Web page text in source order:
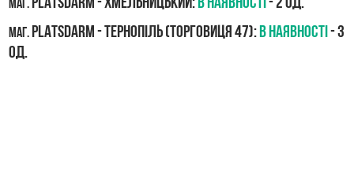
маг.
маг.PLATSDARM - Тернопіль (Торговиця 47):В наявності- 3
од.